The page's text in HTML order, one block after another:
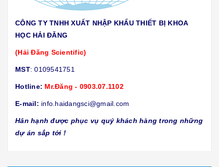
CÔNG TY TNHH XUẤT NHẬP KHẨU THIẾT BỊ KHOA
HỌC HẢI ĐĂNG
(Hải Đăng Scientific)
MST: 0109541751
Hotline: Mr.Đăng - 0903.07.1102
E-mail: info.haidangsci@gmail.com
Hân hạnh được phục vụ quý khách hàng trong những
dự án sắp tới !